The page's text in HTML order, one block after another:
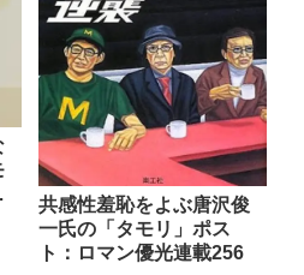
共感性羞恥をよぶ唐沢俊
一氏の「タモリ」ポス
ト：ロマン優光連載256